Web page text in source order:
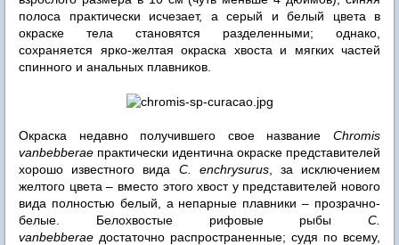
полоса практически исчезает, а серый и белый цвета в
окраске тела становятся разделенными; однако,
сохраняется ярко-желтая окраска хвоста и мягких частей
спинного и анальных плавников.
Окраска недавно получившего свое название
Chromis
vanbebberae практически идентична окраске представителей
хорошо известного вида
C. enchrysurus, за исключением
желтого цвета – вместо этого хвост у представителей нового
вида полностью белый, а непарные плавники – прозрачно-
белые. Белохвостые рифовые рыбы
C.
vanbebberae достаточно распространенные; судя по всему,